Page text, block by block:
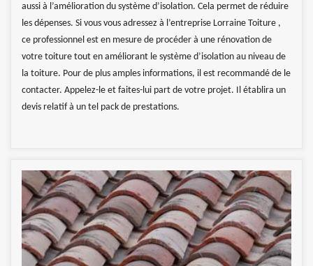
aussi à l’amélioration du système d’isolation. Cela permet de réduire
les dépenses. Si vous vous adressez à l’entreprise Lorraine Toiture ,
ce professionnel est en mesure de procéder à une rénovation de
votre toiture tout en améliorant le système d’isolation au niveau de
la toiture. Pour de plus amples informations, il est recommandé de le
contacter. Appelez-le et faites-lui part de votre projet. Il établira un
devis relatif à un tel pack de prestations.